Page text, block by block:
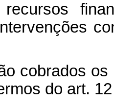
cobrados
do art.